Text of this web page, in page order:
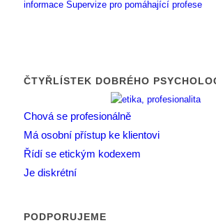
informace Supervize pro pomáhající profese
ČTYŘLÍSTEK DOBRÉHO
Chová se profesionálně
Má osobní přístup ke klientovi
Řídí se etickým kodexem
Je diskrétní
PODPORUJEME